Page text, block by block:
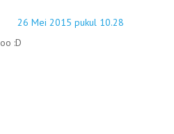
26 Mei 2015 pukul 10.28
:D